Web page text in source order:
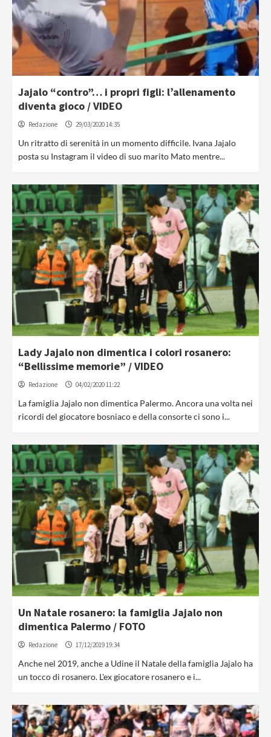
Jajalo “contro”… i propri figli: l’allenamento
diventa gioco / VIDEO
Redazione 29/03/2020 14:35
Un ritratto di serenità in un momento difficile. Ivana Jajalo
posta su Instagram il video di suo marito Mato mentre...
Lady Jajalo non dimentica i colori rosanero:
“Bellissime memorie” / VIDEO
Redazione 04/02/2020 11:22
La famiglia Jajalo non dimentica Palermo. Ancora una volta nei
ricordi del giocatore bosniaco e della consorte ci sono i...
Un Natale rosanero: la famiglia Jajalo non
dimentica Palermo / FOTO
Redazione 17/12/2019 19:34
Anche nel 2019, anche a Udine il Natale della famiglia Jajalo ha
un tocco di rosanero. L'ex giocatore rosanero e i...